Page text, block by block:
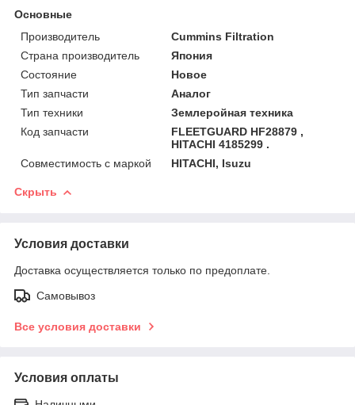
Основные
Производитель
Cummins Filtration
Страна производитель
Япония
Состояние
Новое
Тип запчасти
Аналог
Тип техники
Землеройная техника
Код запчасти
FLEETGUARD HF28879 ,
HITACHI 4185299 .
Совместимость с маркой
HITACHI, Isuzu
Скрыть
Условия доставки
Доставка осуществляется только по предоплате.
Самовывоз
Все условия доставки
Условия оплаты